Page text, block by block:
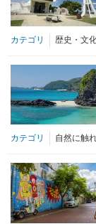
カテゴリ 歴史・文
カテゴリ 自然に触